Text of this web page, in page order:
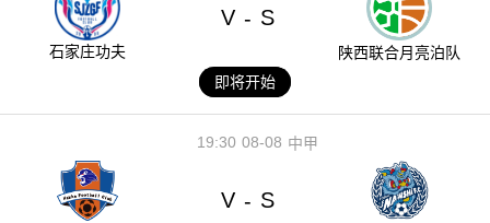
石家庄功夫
V - S
陕西联合月亮泊队
即将开始
08-08
19:30 中甲
V - S